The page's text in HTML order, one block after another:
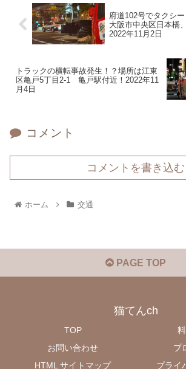
府道102号でタクシ
大阪市中央区日本橋
2022年11月2日
トラックの横転事故発生！？場所は江東
区亀戸5丁目2-1 亀戸駅付近！2022年11
月4日
コメント
コメントを書き込む
ホーム 交通
PAGE TOP
猫てんch
TOP
お問い合わせ
プ
HTML サイトマップ
プライ